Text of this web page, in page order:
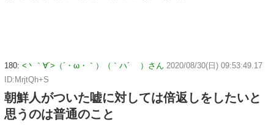
180: <丶｀∀´>（´・ω・｀）（｀ハ´ ）さん 2020/08/30(日) 09:53:49.17
ID:MrjtQh+S
朝鮮人がついた嘘に対しては倍返しをしたいと
思うのは普通のこと